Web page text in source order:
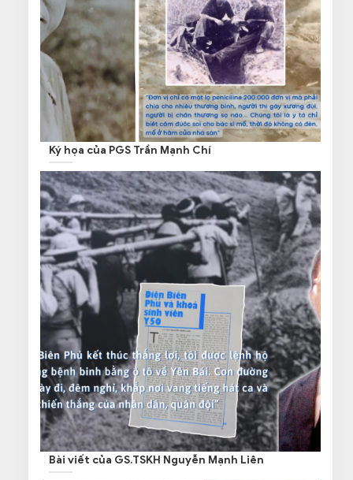
Ký họa của PGS Trần Mạnh Chí
Bài viết của GS.TSKH Nguyễn Mạnh Liên